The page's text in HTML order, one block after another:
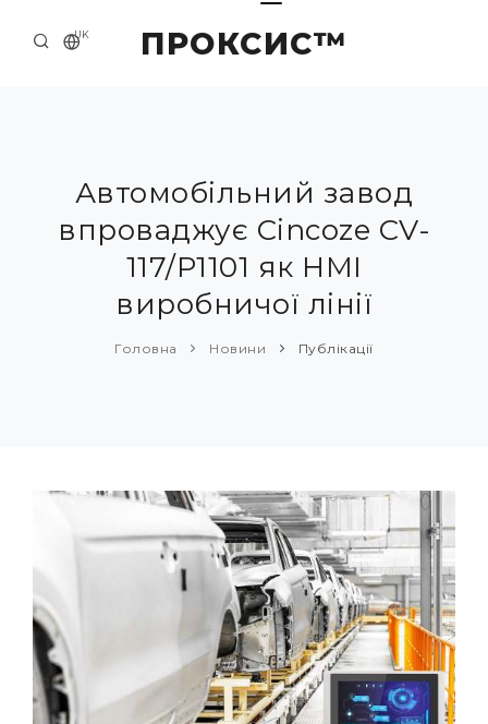
ПРОКСИС™
UK
ПРО НАС
ПРИКЛАДИ ТА РІШЕННЯ
КАТАЛОГ ПРОДУКЦІЇ
Автомобільний завод
впроваджує Cincoze CV-
117/P1101 як HMI
виробничої лінії
Головна Новини Публікації